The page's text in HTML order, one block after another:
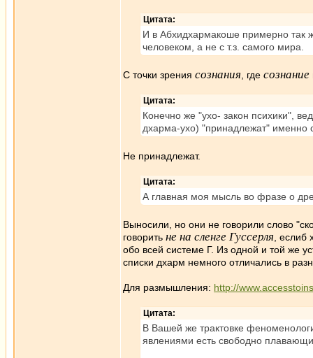
Цитата:
И в Абхидхармакоше примерно так
человеком, а не с т.з. самого мира.
С точки зрения сознания , где сознание
Цитата:
Конечно же "ухо- закон психики",
дхарма-ухо) "принадлежат" именно
Не принадлежат.
Цитата:
А главная моя мысль во фразе о
Выносили, но они не говорили слово
говорить не на сленге Гуссерля ,
обо всей системе Г. Из одной и той же
списки дхарм немного отличались в
Для размышления: http://
Цитата:
В Вашей же трактовке
явлениями есть свободно